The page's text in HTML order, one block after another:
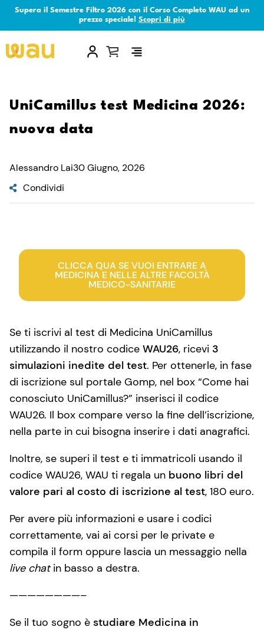
Supera il Semestre Filtro 2026 con il Corso Completo WAU ad un
prezzo speciale! Scopri di più
×
UniCamillus test Medicina 2026:
nuova data
Alessandro Lai30 Giugno, 2026
Condividi
CLICCA QUA SE VUOI ENTRARE A
MEDICINA E NELLE ALTRE FACOLTÀ
MEDICO-SANITARIE
Se ti iscrivi al test di Medicina UniCamillus
utilizzando il nostro codice WAU26, ricevi 3
simulazioni inedite del test. Per ottenerle, in fase
di iscrizione sul portale Gomp, nel box “Come hai
conosciuto UniCamillus?” inserisci il codice
WAU26. Il box compare verso la fine dell’iscrizione,
nella parte in cui bisogna inserire i dati anagrafici.
Inoltre, se superi il test e ti immatricoli usando il
codice WAU26, WAU ti regala un buono libri del
valore pari al costo di iscrizione al test, 180 euro.
Per avere più informazioni e usare i codici
correttamente, vai ai corsi per le private e
compila il form oppure lascia un messaggio nella
live chatin basso a destra.
————————–
Se il tuo sogno è studiare Medicina in